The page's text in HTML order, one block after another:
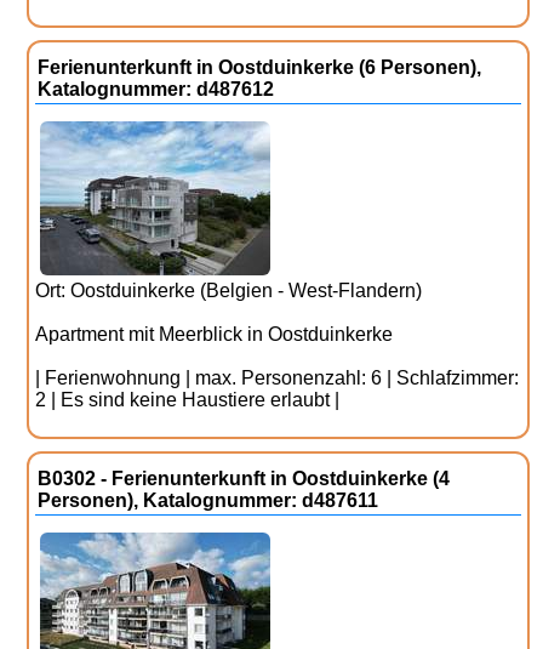
Ferienunterkunft in Oostduinkerke (6 Personen),
Katalognummer: d487612
Ort: Oostduinkerke (Belgien - West-Flandern)
Apartment mit Meerblick in Oostduinkerke
| Ferienwohnung | max. Personenzahl: 6 | Schlafzimmer:
2 | Es sind keine Haustiere erlaubt |
B0302 - Ferienunterkunft in Oostduinkerke (4
Personen), Katalognummer: d487611